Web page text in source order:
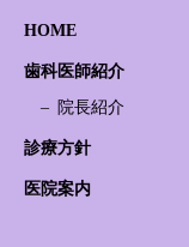
HOME
歯科医師紹介
院長紹介
診療方針
医院案内